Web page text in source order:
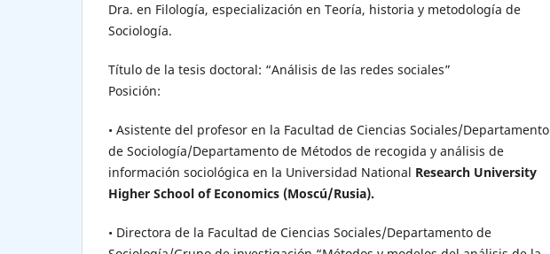
Dra. en Filología, especialización en Teoría, historia y metodología de
Sociología.
Título de la tesis doctoral: “Análisis de las redes sociales”
Posición:
• Asistente del profesor en la Facultad de Ciencias Sociales/Departamento
de Sociología/Departamento de Métodos de recogida y análisis de
información sociológica en la Universidad National Research University
Higher School of Economics (Moscú/Rusia).
• Directora de la Facultad de Ciencias Sociales/Departamento de